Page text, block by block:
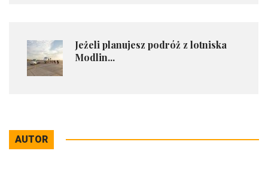
Jeżeli planujesz podróż z lotniska
Modlin...
AUTOR